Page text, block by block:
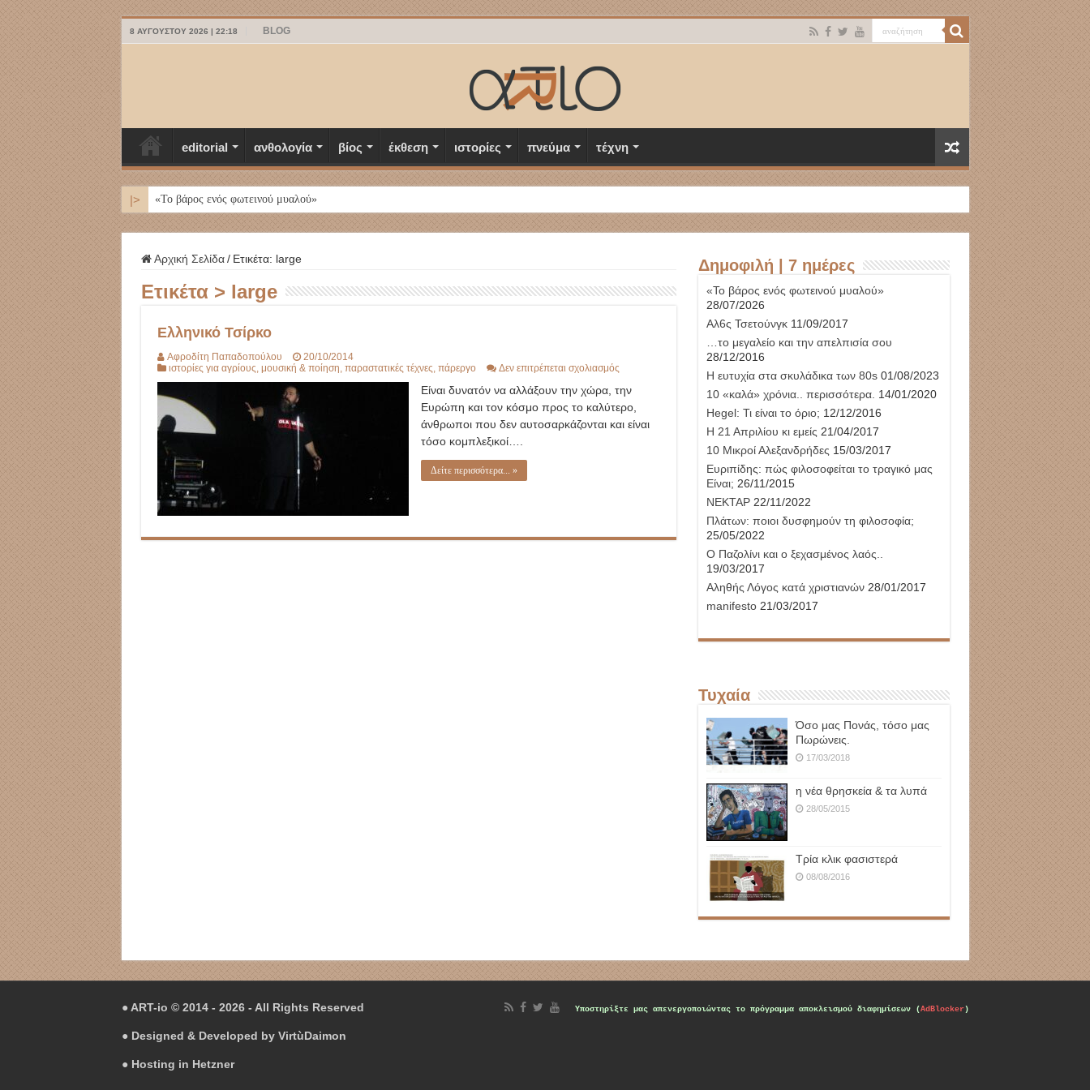
8 ΑΥΓΟΎΣΤΟΥ 2026 | 22:18 BLOG
editorial ανθολογία βίος έκθεση ιστορίες πνεύμα τέχνη
|> ΜΥΚΟΝΟ
Αρχική Σελίδα / Ετικέτα: large
Ετικέτα > large
Ελληνικό Τσίρκο
Αφροδίτη Παπαδοπούλου
20/10/2014
ιστορίες για αγρίους μουσική & ποίηση παραστατικές τέχνες πάρεργο Δεν επιτρέπεται σχολιασμόςστο
Τσίρκο
Είναι δυνατόν να αλλάξουν την χώρα, την
Ευρώπη και τον κόσμο προς το καλύτερο,
άνθρωποι που δεν αυτοσαρκάζονται και είναι
τόσο κομπλεξικοί….
Δείτε περισσότερα... »
Δημοφιλή | 7 ημέρες
«Το βάρος ενός φωτεινού μυαλού»
28/07/2026
Αλ6ς Τσετούνγκ11/09/2017
…το μεγαλείο και την απελπισία σου
28/12/2016
Η ευτυχία στα σκυλάδικα των 80s01/08/2023
10 «καλά» χρόνια.. περισσότερα. 14/01/2020
Hegel: Τι είναι το όριο; 12/12/2016
Η 21 Απριλίου κι εμείς 21/04/2017
10 Μικροί Αλεξανδρήδες 15/03/2017
Ευριπίδης: πώς φιλοσοφείται το τραγικό μας
Είναι; 26/11/2015
ΝΕΚΤΑΡ22/11/2022
Πλάτων: ποιοι δυσφημούν τη φιλοσοφία;
25/05/2022
Ο Παζολίνι και ο ξεχασμένος λαός..
19/03/2017
Αληθής Λόγος κατά χριστιανών28/01/2017
manifesto21/03/2017
Τυχαία
Όσο μας Πονάς, τόσο μας
Πωρώνεις.
17/03/2018
η νέα θρησκεία & τα λυπά
28/05/2015
Τρία κλικ φασιστερά
08/08/2016
Υποστηρίξτε μας απενεργοποιώντας το πρόγραμμα αποκλεισμού διαφημίσεων (AdBlocker)
● ART-io © 2014 - 2026 - All Rights Reserved
● Designed & Developed by VirtùDaimon
● Hosting in Hetzner